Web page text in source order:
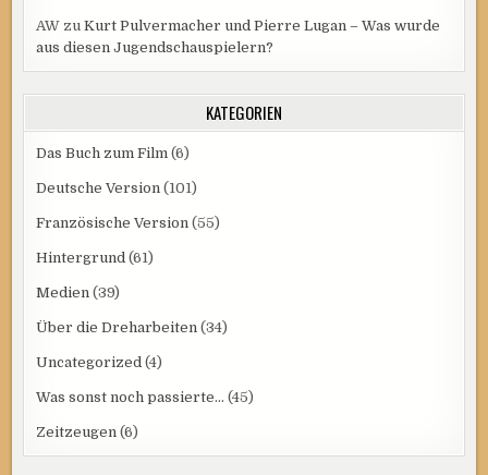
AW zuKurt Pulvermacher und Pierre Lugan – Was wurde
aus diesen Jugendschauspielern?
KATEGORIEN
Das Buch zum Film (6)
Deutsche Version (101)
Französische Version (55)
Hintergrund (61)
Medien (39)
Über die Dreharbeiten (34)
Uncategorized (4)
Was sonst noch passierte… (45)
Zeitzeugen (6)